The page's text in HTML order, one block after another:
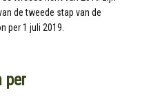
de tweede stap van de
per 1 juli 2019.
per